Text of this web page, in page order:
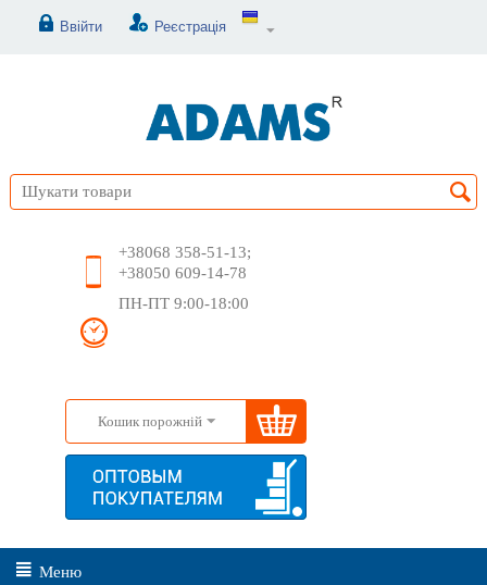
Ввійти Реєстрація
+38068 358-51-13;
+38050 609-14-78
ПН-ПТ 9:00-18:00
Кошик порожній
Меню